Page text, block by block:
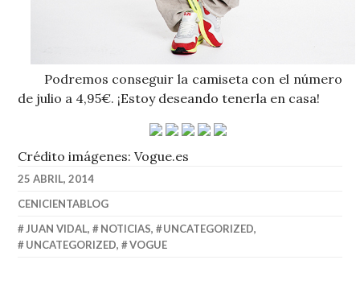
Podremos conseguir la camiseta con el número
de julio a 4,95€. ¡Estoy deseando tenerla en casa!
Crédito imágenes: Vogue.es
25 ABRIL, 2014
CENICIENTABLOG
JUAN VIDAL, NOTICIAS, UNCATEGORIZED,
UNCATEGORIZED, VOGUE